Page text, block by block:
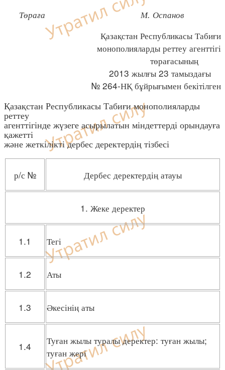
Төраға М. Оспанов
Қазақстан Республикасы Табиғи
монополияларды реттеу агенттігі
төрағасының
2013 жылғы 23 тамыздағы
№ 264-НҚ бұйрығымен бекітілген
Қазақстан Республикасы Табиғи монополияларды
реттеу
агенттігінде жүзеге асырылатын міндеттерді орындауға
қажетті
және жеткілікті дербес деректердің тізбесі
р/с № Дербес деректердің атауы
1. Жеке деректер
1.1 Тегі
1.2 Аты
1.3 Әкесінің аты
1.4
Туған жылы туралы деректер: туған жылы;
туған жері